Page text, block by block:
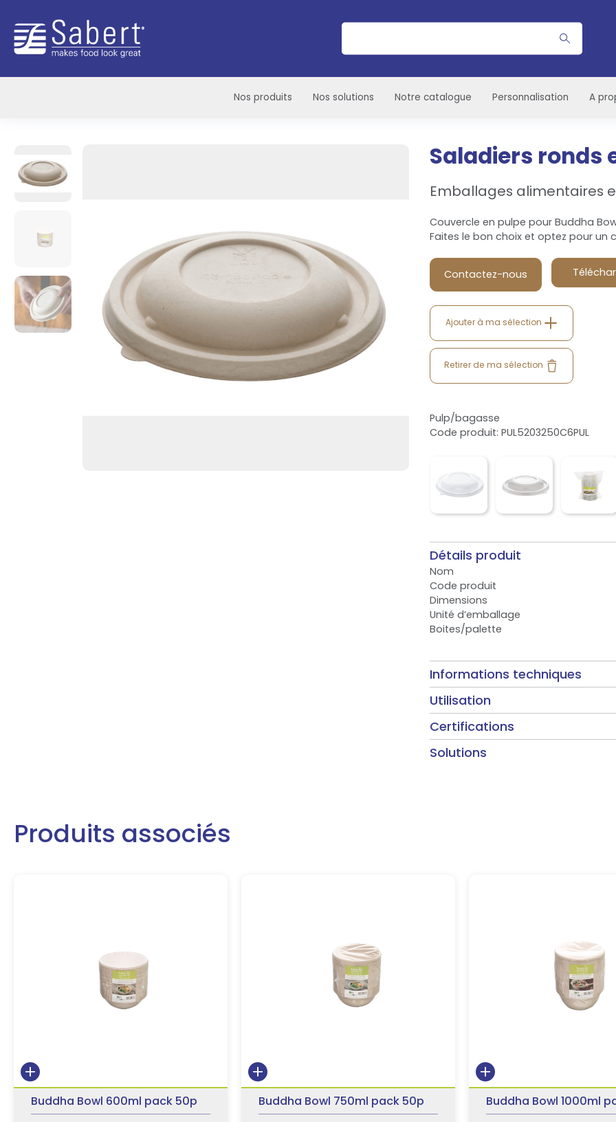
Sabert
Rechercher
Nos produits Nos solutions Notre catalogue Personnalisation A
Saladiers ronds
Emballages alimentaires
Couvercle en pulpe pour Buddha
Faites le bon choix et optez pour un
Contactez-nous
Ajouter à ma sélection
Retirer de ma sélection
Pulp/bagasse
Code produit: PUL5203250C6PUL
Détails produit
Nom
Code produit
Dimensions
Unité d’emballage
Boites/palette
Informations techniques
Utilisation
Certifications
Solutions
Produits associés
Buddha Bowl 600ml pack 50p Buddha Bowl 750ml pack 50p Buddha Bowl 1000ml